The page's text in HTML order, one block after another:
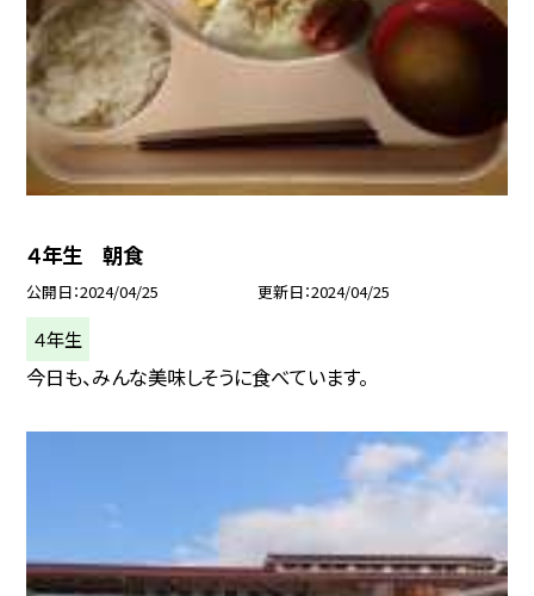
４年生 朝食
公開日 2024/04/25 更新日 2024/04/25
４年生
今日も、みんな美味しそうに食べています。